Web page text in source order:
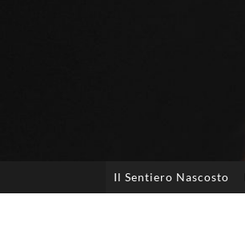
Il Sentiero Nascosto